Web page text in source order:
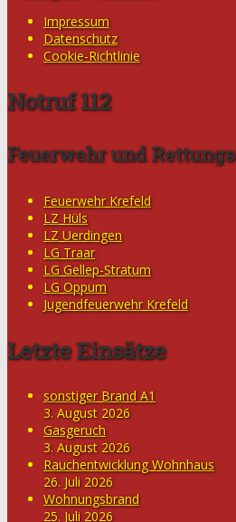
Impressum
Datenschutz
Cookie-Richtlinie
Notruf 112
Feuerwehr und
Feuerwehr Krefeld
LZ Hüls
LZ Uerdingen
LG Traar
LG Gellep-Stratum
LG Oppum
Jugendfeuerwehr Krefeld
Letzte Einsätze
sonstiger Brand A1
3. August 2026
Gasgeruch
3. August 2026
Rauchentwicklung Wohnhaus
26. Juli 2026
Wohnungsbrand
25. Juli 2026